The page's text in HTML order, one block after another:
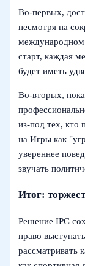
Во‑первых,
несмотря на
старт, каждая
будет иметь
Во‑вторых,
из‑под тех, кто
на Игры как
увереннее
звучать
Итог:
Решение IPC
право
рассматривать